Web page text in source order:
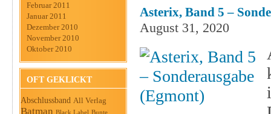
Februar 2011
Januar 2011
Dezember 2010
November 2010
Oktober 2010
OFT GEKLICKT
Abschlussband All Verlag
Batman Black Label Bunte
Asterix, Band 5 –
August 31, 2020